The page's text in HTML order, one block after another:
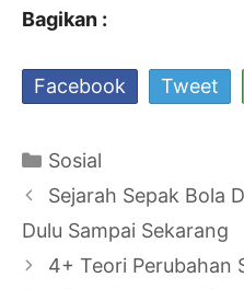
Bagikan :
Facebook Tweet
Kategori
Sosial
Navigasi
Tulisan
Sejarah Sepak Bola
Dulu Sampai Sekarang
4+ Teori Perubahan